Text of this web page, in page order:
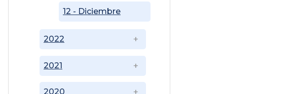
2020
2021
2022
12 - Diciembre